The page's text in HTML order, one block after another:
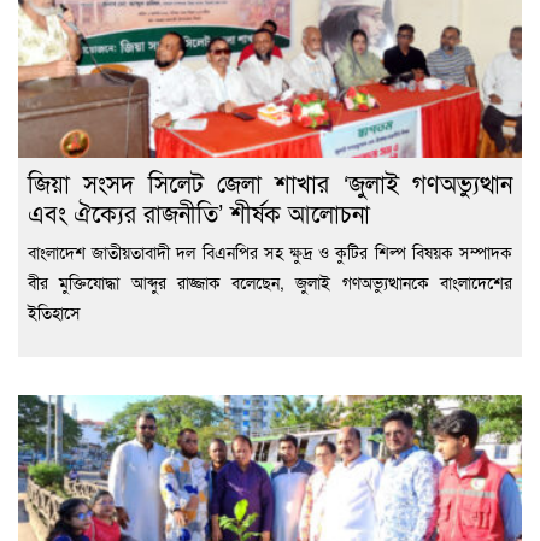
জিয়া সংসদ সিলেট জেলা শাখার ‘জুলাই গণঅভ্যুত্থান
এবং ঐক্যের রাজনীতি’ শীর্ষক আলোচনা
বাংলাদেশ জাতীয়তাবাদী দল বিএনপির সহ ক্ষুদ্র ও কুটির শিল্প বিষয়ক সম্পাদক
বীর মুক্তিযোদ্ধা আব্দুর রাজ্জাক বলেছেন, জুলাই গণঅভ্যুত্থানকে বাংলাদেশের
ইতিহাসে